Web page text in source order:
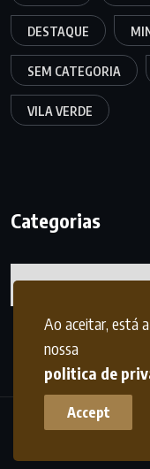
Ao aceitar, está
nossa
politica de
Accept
DESTAQUE
SEM CATEGORIA
VILA VERDE
Categorias